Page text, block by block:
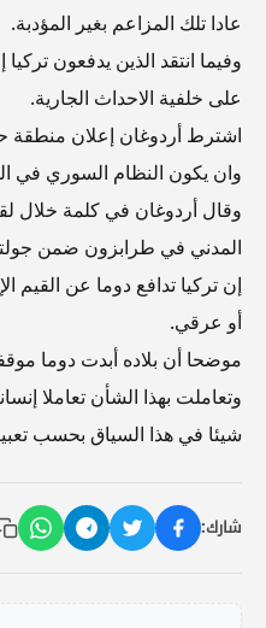
عادا تلك المزاعم بغير المؤدبة.
وفيما انتقد الذين يدفعون
على خلفية الاحداث الجارية.
اشترط أردوغان إعلان
وان يكون النظام السوري في
وقال أردوغان في كلمة خلال
المدني في طرابزون ضمن
إن تركيا تدافع دوما عن القيم
أو عرقي.
موضحا أن بلاده أبدت دوما
وتعاملت بهذا الشأن تعاملا
شيئا في هذا السياق بحسب
شارك: